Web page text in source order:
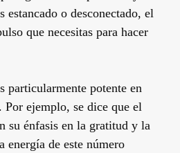
estancado o desconectado, el
que necesitas para hacer
particularmente potente en
Por ejemplo, se dice que el
su énfasis en la gratitud y la
de este número